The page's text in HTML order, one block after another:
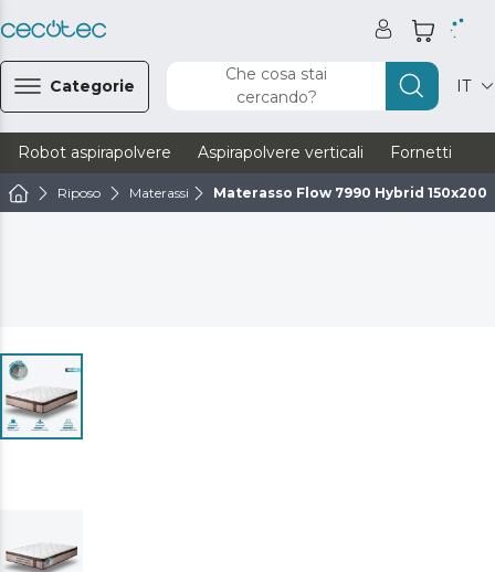
Categorie
Che cosa stai
cercando?
IT
Robot aspirapolvere Aspirapolvere verticali Fornetti
Riposo Materassi Materasso Flow 7990 Hybrid 150x200